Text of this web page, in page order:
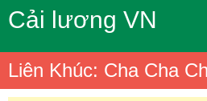
Cải lương VN
Liên Khúc: Cha Cha